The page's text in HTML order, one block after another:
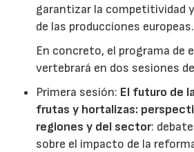
garantizar la competitividad
de las producciones europeas.
En concreto, el programa de
vertebrará en dos sesiones
Primera sesión: El futuro de
frutas y hortalizas:
regiones y del sector:
sobre el impacto de la